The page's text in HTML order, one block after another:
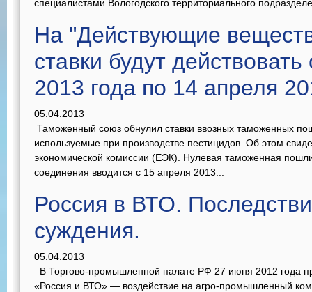
специалистами Вологодского территориального
На "Действующие
ставки будут
2013 года по 14 апреля
05.04.2013
Таможенный союз обнулил ставки ввозных таможенных
используемые при производстве пестицидов. Об этом
экономической комиссии (ЕЭК). Нулевая таможенная
соединения вводится с 15 апреля 2013...
Россия в ВТО.
суждения.
05.04.2013
В Торгово-промышленной палате РФ 27 июня 2012 года
«Россия и ВТО» — воздействие на агро-промышленный